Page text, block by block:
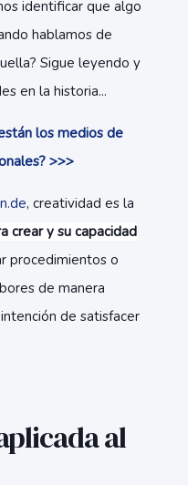
identificar que algo
hablamos de
Sigue leyendo y
en la historia...
los medios de
>>>
, creatividad es la
crear y su capacidad
procedimientos o
de manera
de satisfacer
al